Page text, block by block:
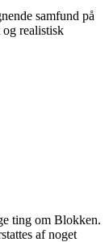
samfund på
realistisk
ting om Blokken.
af noget